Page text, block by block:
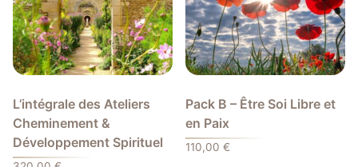
L’intégrale des Ateliers
Cheminement &
Développement Spirituel
Pack B – Être Soi Libre et
en Paix
110,00€